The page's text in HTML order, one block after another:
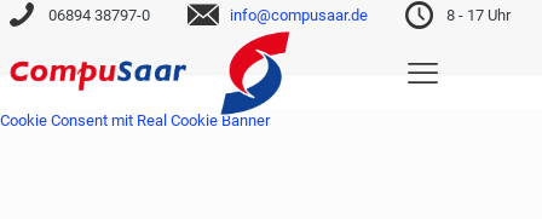
06894 38797-0 info@compusaar.de 8 - 17 Uhr
Cookie Consent mit Real Cookie Banner